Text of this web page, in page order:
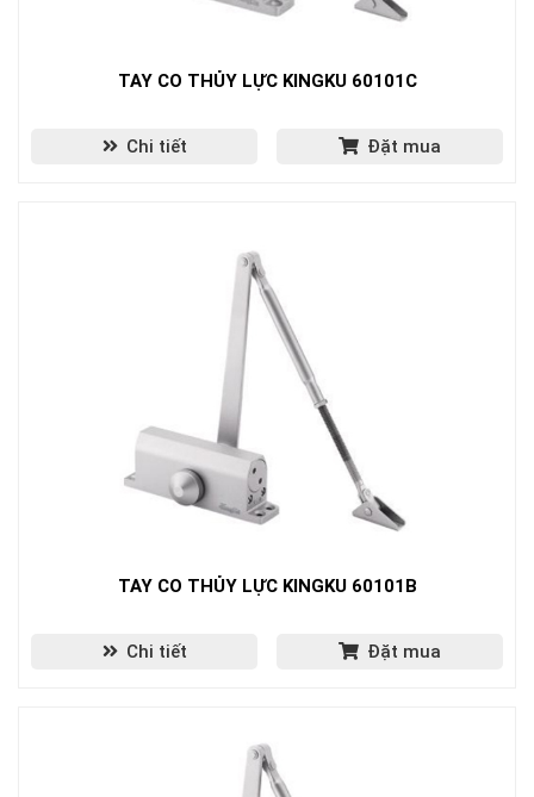
TAY CO THỦY LỰC KINGKU 60101C
Chi tiết Đặt mua
TAY CO THỦY LỰC KINGKU 60101B
Chi tiết Đặt mua